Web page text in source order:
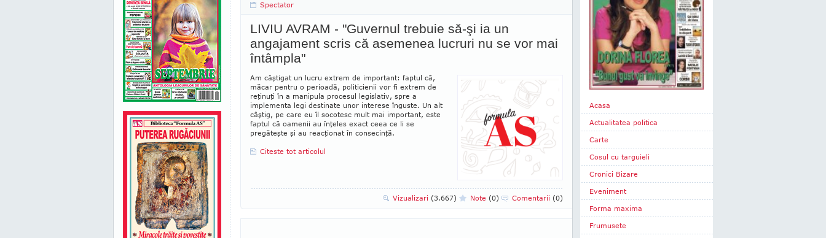
Spectator
LIVIU AVRAM - "Guvernul trebuie să-şi ia un
angajament scris că asemenea lucruri nu se vor mai
întâmpla"
Am câştigat un lucru extrem de important: faptul că,
măcar pentru o perioadă, politicienii vor fi extrem de
reţinuţi în a manipula procesul legis­la­tiv, spre a
implementa legi destinate unor interese înguste. Un alt
câştig, pe care eu îl socotesc mult mai important, este
faptul că oamenii au înţeles exact ceea ce li se
pregăteşte şi au reacţionat în con­secinţă.
Citeste tot articolul
Vizualizari (3.667) Note (0) Comentarii (0)
Acasa
Actualitatea politica
Carte
Cosul cu targuieli
Cronici Bizare
Eveniment
Forma maxima
Frumusete